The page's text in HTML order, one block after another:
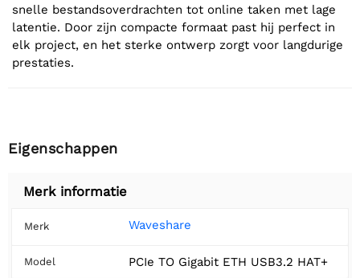
snelle bestandsoverdrachten tot online taken met lage
latentie. Door zijn compacte formaat past hij perfect in
elk project, en het sterke ontwerp zorgt voor langdurige
prestaties.
Eigenschappen
Merk informatie
Merk Waveshare
Model PCIe TO Gigabit ETH USB3.2 HAT+